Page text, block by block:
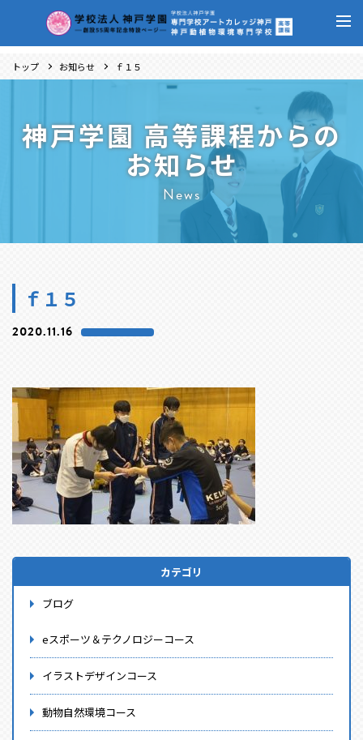
トップ お知らせ ｆ１５
神戸学園 高等課程からの
お知らせ
News
ｆ１５
2020.11.16
カテゴリ
ブログ
eスポーツ＆テクノロジーコース
イラストデザインコース
動物自然環境コース